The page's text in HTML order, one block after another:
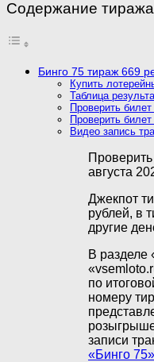
Содержание тиража
Бинго 75 тираж 669
Купить
Таблица
Проверить
Проверить
Видео запись
августа
Джекпот
рублей, в
другие
В разделе
по
номеру
записи
«Бинго 75»